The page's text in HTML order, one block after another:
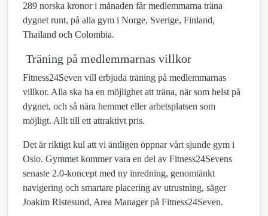
289 norska kronor i månaden får medlemmarna träna
dygnet runt, på alla gym i Norge, Sverige, Finland,
Thailand och Colombia.
Träning på medlemmarnas villkor
Fitness24Seven vill erbjuda träning på medlemmarnas
villkor. Alla ska ha en möjlighet att träna, när som helst på
dygnet, och så nära hemmet eller arbetsplatsen som
möjligt. Allt till ett attraktivt pris.
Det är riktigt kul att vi äntligen öppnar vårt sjunde gym i
Oslo. Gymmet kommer vara en del av Fitness24Sevens
senaste 2.0-koncept med ny inredning, genomtänkt
navigering och smartare placering av utrustning, säger
Joakim Ristesund, Area Manager på Fitness24Seven.